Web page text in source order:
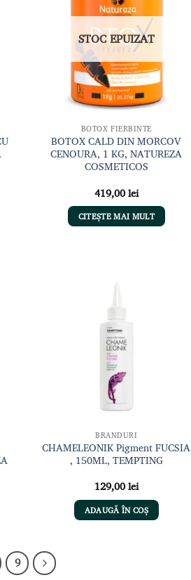
dorințe
STOC EPUIZAT
BOTOX FIERBINTE
BOTOX CALD DIN MORCOV
CENOURA, 1 KG, NATUREZA
COSMETICOS
419,00lei
CITEȘTE MAI MULT
BRANDURI
CHAMELEONIK Pigment FUCSIA
, 150ML, TEMPTING
129,00lei
ADAUGĂ ÎN COȘ
9